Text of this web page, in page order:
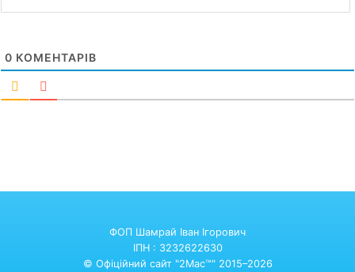
0 КОМЕНТАРІВ
ФОП Шамрай Іван Ігорович
ІПН : 3232622630
© Офіційний сайт "2Mac™" 2015–2026